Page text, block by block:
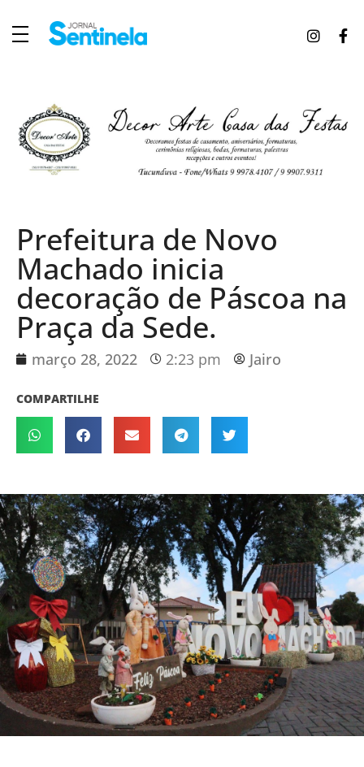
Prefeitura de Novo
Machado inicia
decoração de Páscoa na
Praça da Sede.
março 28, 2022 2:23 pm Jairo
COMPARTILHE